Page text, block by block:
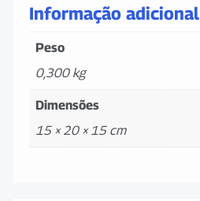
Informação adicional
Peso
0,300 kg
Dimensões
15 × 20 × 15 cm